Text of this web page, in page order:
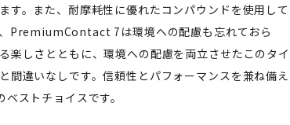
す。また、耐摩耗性に優れたコンパウンドを使用して
PremiumContact 7は環境への配慮も忘れておら
楽しさとともに、環境への配慮を両立させたこのタイ
間違いなしです。信頼性とパフォーマンスを兼ね備え
ストチョイスです。